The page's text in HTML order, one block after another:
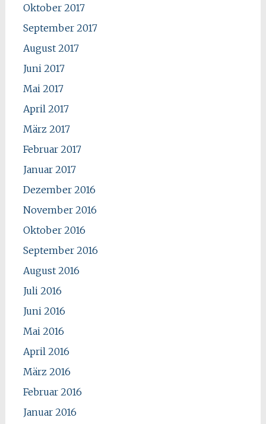
Oktober 2017
September 2017
August 2017
Juni 2017
Mai 2017
April 2017
März 2017
Februar 2017
Januar 2017
Dezember 2016
November 2016
Oktober 2016
September 2016
August 2016
Juli 2016
Juni 2016
Mai 2016
April 2016
März 2016
Februar 2016
Januar 2016